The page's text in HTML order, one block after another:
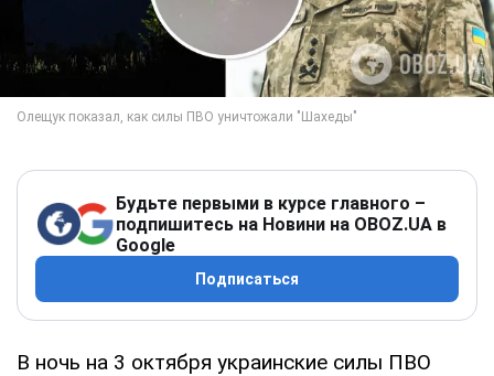
Будьте первыми в курсе главного –
подпишитесь на Новини на OBOZ.UA в
Google
Подписаться
В ночь на 3 октября украинские силы ПВО